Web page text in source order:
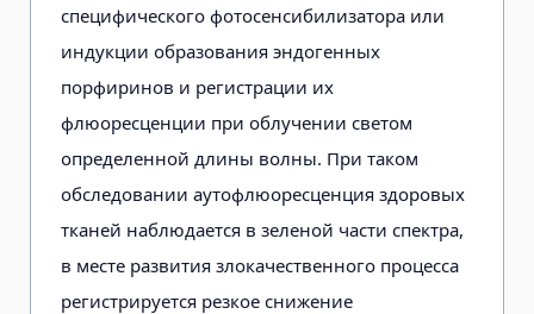
специфического фотосенсибилизатора или
индукции образования эндогенных
порфиринов и регистрации их
флюоресценции при облучении светом
определенной длины волны. При таком
обследовании аутофлюоресценция здоровых
тканей наблюдается в зеленой части спектра,
в месте развития злокачественного процесса
регистрируется резкое снижение